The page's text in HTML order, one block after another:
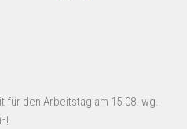
für den Arbeitstag am 15.08. wg.